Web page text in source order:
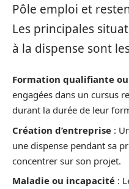
Pôle emploi et
Les principales
à la dispense sont
Formation qualifiante
engagées dans un cursus
durant la durée de leur
Création d’entreprise :
une dispense pendant sa
concentrer sur son projet.
Maladie ou incapacité :